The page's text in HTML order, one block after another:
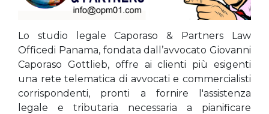
Lo studio legale Caporaso & Partners Law
Officedi Panama, fondata dall’avvocato Giovanni
Caporaso Gottlieb, offre ai clienti più esigenti
una rete telematica di avvocati e commercialisti
corrispondenti, pronti a fornire l'assistenza
legale e tributaria necessaria a pianificare